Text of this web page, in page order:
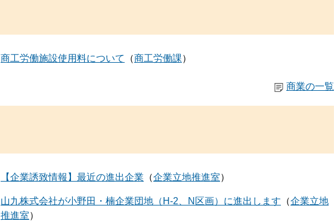
商工労働施設使用料について 商工労働課
商業の一覧
【企業誘致情報】最近の進出企業 企業立地推進室
山九株式会社が小野田・楠企業団地（H-2、N区画）に進出します
企業立地
推進室